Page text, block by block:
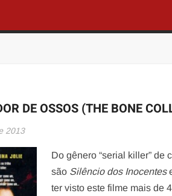
DE OSSOS (THE BONE
2013
Do gênero “serial killer” de
são Silêncio dos Inocentes
ter visto este filme mais de